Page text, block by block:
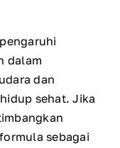
dalam
dan
sehat. Jika
sebagai